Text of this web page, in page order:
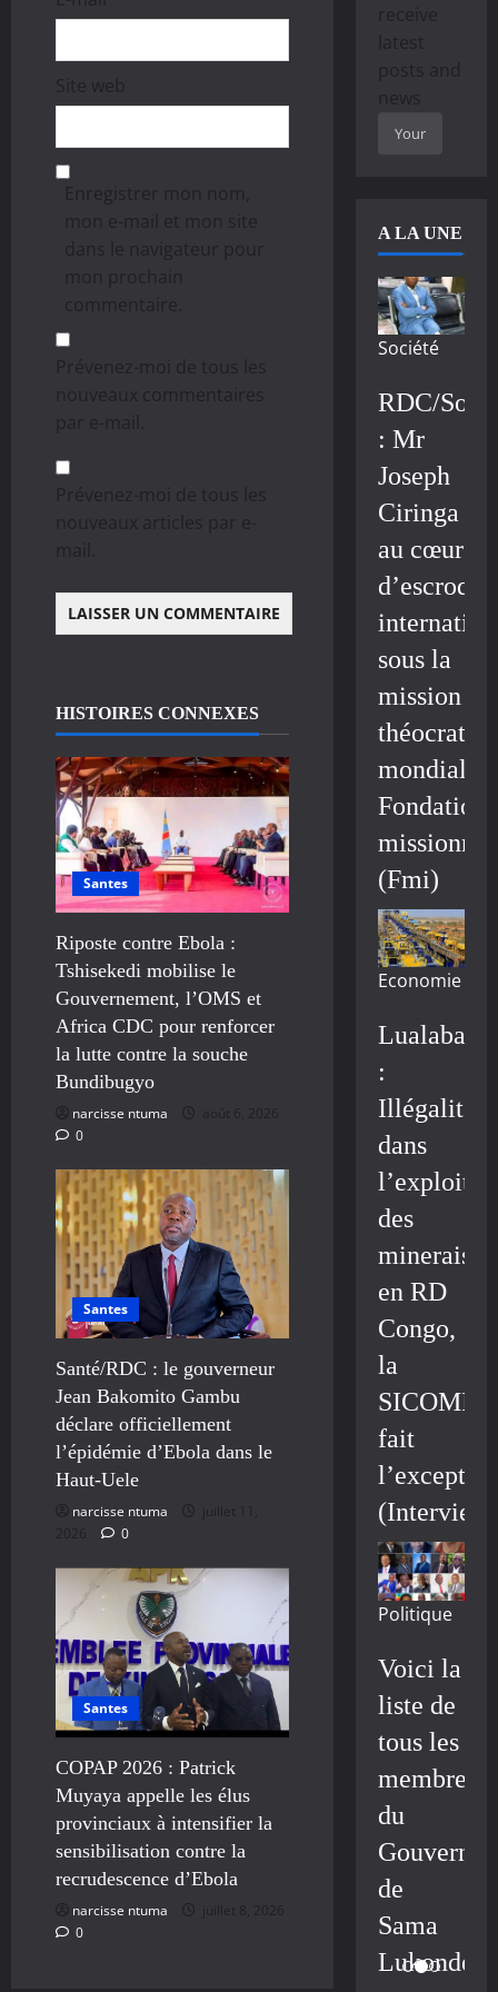
Site web
Enregistrer mon nom,
mon e-mail et mon site
dans le navigateur pour
mon prochain
commentaire.
Prévenez-moi de tous les
nouveaux commentaires
par e-mail.
Prévenez-moi de tous les
nouveaux articles par e-
mail.
HISTOIRES CONNEXES
Santes
Riposte contre Ebola :
Tshisekedi mobilise le
Gouvernement, l’OMS et
Africa CDC pour renforcer
la lutte contre la souche
Bundibugyo
narcisse ntuma
août 6, 2026
0
Santes
Santé/RDC : le gouverneur
Jean Bakomito Gambu
déclare officiellement
l’épidémie d’Ebola dans le
Haut-Uele
narcisse ntuma
juillet 11,
2026
0
Santes
COPAP 2026 : Patrick
Muyaya appelle les élus
provinciaux à intensifier la
sensibilisation contre la
recrudescence d’Ebola
narcisse ntuma
juillet 8, 2026
0
receive
latest
posts and
news
A LA UNE
Société
RDC/
: Mr
Joseph
Ciringa
au cœur
sous la
mission
mondiale/
Fondation
(Fmi)
Economie
Lualaba
:
Illégalité
dans
des
minerais
en RD
Congo,
la
fait
(Interview)
Politique
Voici la
liste de
tous les
membres
du
de
Sama
Lukonde